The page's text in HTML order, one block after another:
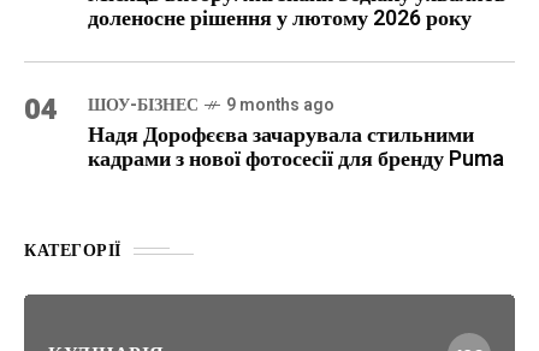
доленосне рішення у лютому 2026 року
04 ШОУ-БІЗНЕС 9 months ago
Надя Дорофєєва зачарувала стильними
кадрами з нової фотосесії для бренду Puma
КАТЕГОРІЇ